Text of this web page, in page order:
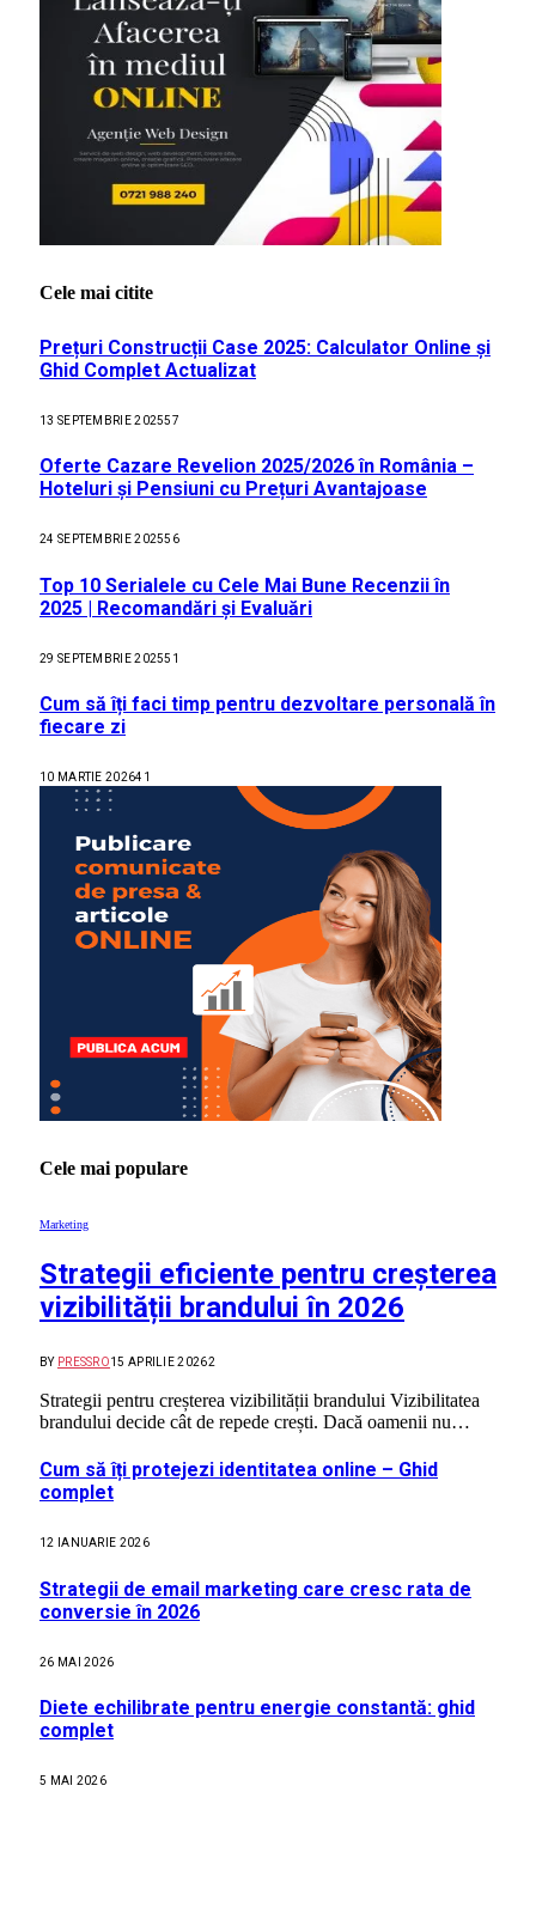
Cele mai citite
Prețuri Construcții Case 2025: Calculator Online și
Ghid Complet Actualizat
13 SEPTEMBRIE 202557
Oferte Cazare Revelion 2025/2026 în România –
Hoteluri și Pensiuni cu Prețuri Avantajoase
24 SEPTEMBRIE 202556
Top 10 Serialele cu Cele Mai Bune Recenzii în
2025 | Recomandări și Evaluări
29 SEPTEMBRIE 202551
Cum să îți faci timp pentru dezvoltare personală în
fiecare zi
10 MARTIE 202641
Cele mai populare
Marketing
Strategii eficiente pentru creșterea
vizibilității brandului în 2026
BY PRESSRO15 APRILIE 20262
Strategii pentru creșterea vizibilității brandului Vizibilitatea
brandului decide cât de repede crești. Dacă oamenii nu…
Cum să îți protejezi identitatea online – Ghid
complet
12 IANUARIE 2026
Strategii de email marketing care cresc rata de
conversie în 2026
26 MAI 2026
Diete echilibrate pentru energie constantă: ghid
complet
5 MAI 2026